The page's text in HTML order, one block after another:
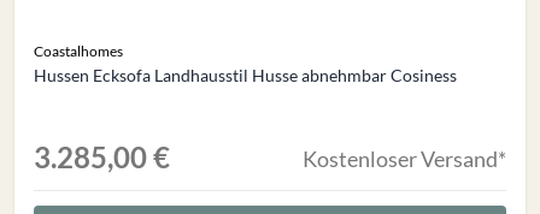
Coastalhomes
Hussen Ecksofa Landhausstil Husse abnehmbar Cosiness
3.285,00 € Kostenloser Versand*